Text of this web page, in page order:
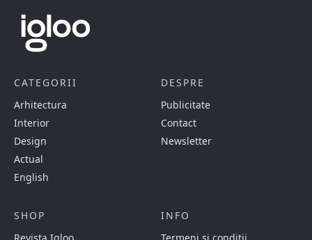
CATEGORII
Arhitectura
Interior
Design
Actual
English
DESPRE
Publicitate
Contact
Newsletter
SHOP
INFO